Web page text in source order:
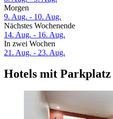
Morgen
9. Aug. - 10. Aug.
Nächstes Wochenende
14. Aug. - 16. Aug.
In zwei Wochen
21. Aug. - 23. Aug.
Hotels mit